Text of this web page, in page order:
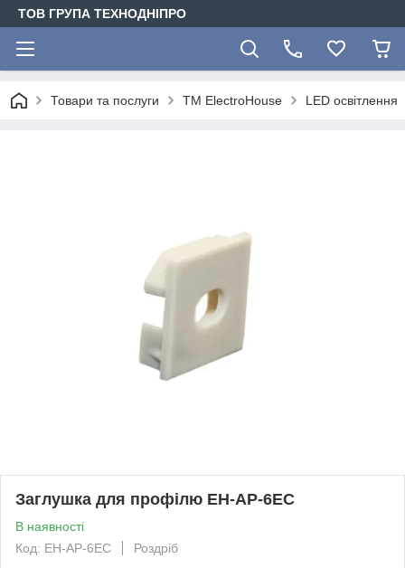
ТОВ ГРУПА ТЕХНОДНІПРО
Товари та послуги ТМ ElectroHouse LED освітлення
Заглушка для профілю EH-AP-6EC
В наявності
Код: EH-AP-6EC
Роздріб